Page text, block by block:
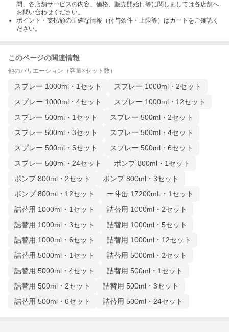
問、各店舗サービスの内容、価格、販売開始日等に関しましては各店舗へ
お問い合わせください。
ポイント・支払額の正確な情報（付与条件・上限等）はカートをご確認く
ださい。
このページの関連情報
他のバリエーション（容量×セット数）
スプレー 1000ml・1セット
スプレー 1000ml・2セット
スプレー 1000ml・4セット
スプレー 1000ml・12セット
スプレー 500ml・1セット
スプレー 500ml・2セット
スプレー 500ml・3セット
スプレー 500ml・4セット
スプレー 500ml・5セット
スプレー 500ml・6セット
スプレー 500ml・24セット
ポンプ 800ml・1セット
ポンプ 800ml・2セット
ポンプ 800ml・3セット
ポンプ 800ml・12セット
一斗缶 17200mL・1セット
詰替用 1000ml・1セット
詰替用 1000ml・2セット
詰替用 1000ml・3セット
詰替用 1000ml・5セット
詰替用 1000ml・6セット
詰替用 1000ml・12セット
詰替用 5000ml・1セット
詰替用 5000ml・2セット
詰替用 5000ml・4セット
詰替用 500ml・1セット
詰替用 500ml・2セット
詰替用 500ml・3セット
詰替用 500ml・6セット
詰替用 500ml・24セット